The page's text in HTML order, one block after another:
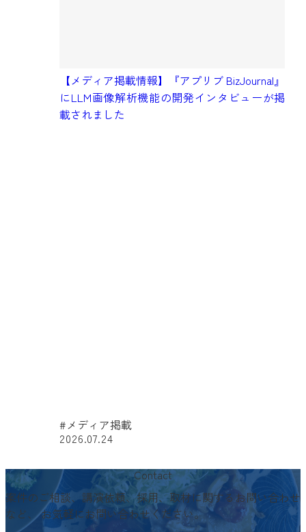
【メディア掲載情報】『アプリブ BizJournal』
にLLM画像解析機能の開発インタビューが掲
載されました
#メディア掲載
2026.07.24
Contact
案件のご相談、講演依頼、採用、取材に関するお問い合わせ
など、お気軽にお問い合わせください。